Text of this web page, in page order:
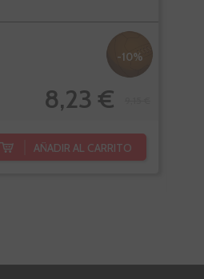
-10%
8,23 €
AÑADIR AL CARRITO